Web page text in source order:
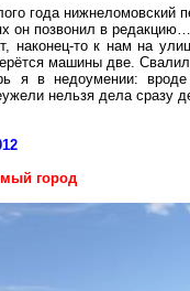
годанижнеломовский
он позвонил в редакцию…
наконец-то к нам на
машины две.
я в недоумении:
нельзя дела сразу
город